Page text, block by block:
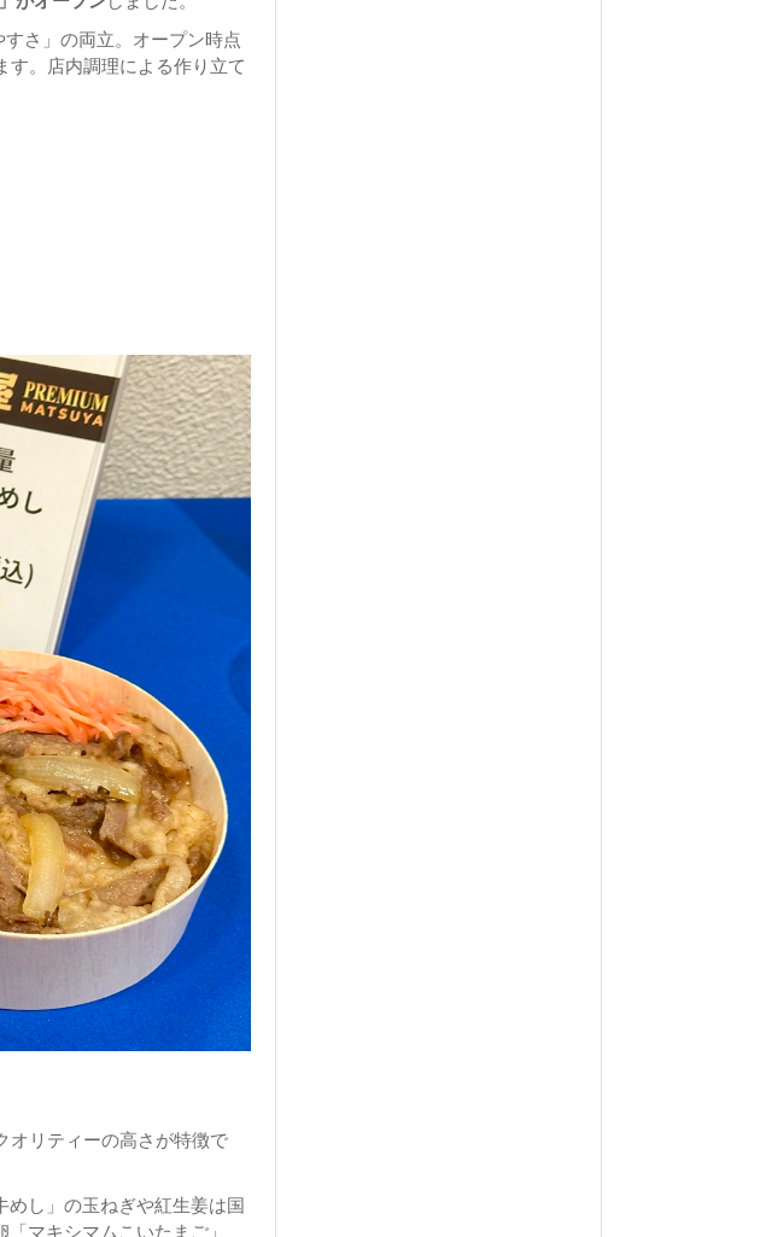
さ」の両立。オープン時点
す。店内調理による作り立て
オリティーの高さが特徴で
し」の玉ねぎや紅生姜は国
マキシマムこいたまご」